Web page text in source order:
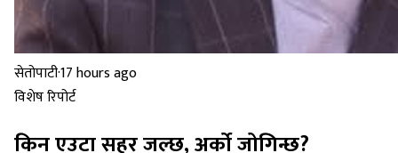
सेतोपाटी·17 hours ago
विशेष रिपोर्ट
किन एउटा सहर जल्छ, अर्को जोगिन्छ?